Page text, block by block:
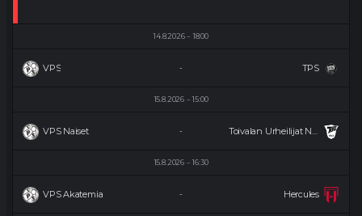
14.8.2026 18:00
VPS TPS
-
15.8.2026 15:00
VPS Naiset -
15.8.2026 16:30
VPS Akatemia Hercules
-